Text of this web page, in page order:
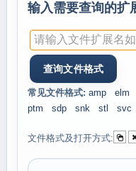
输入需要查询的扩
常见文件格式: amp elm
ptm
sdp snk stl svc
文件格式及打开方式: